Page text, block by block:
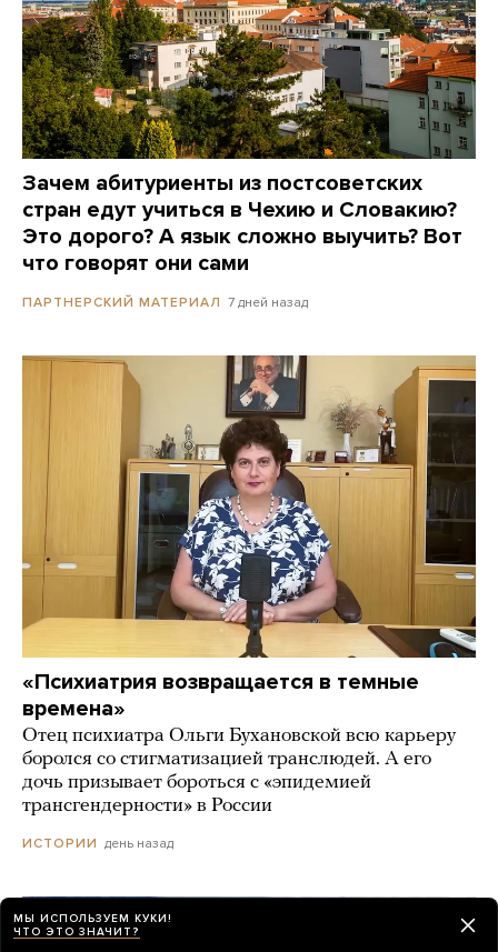
Зачем абитуриенты из постсоветских
стран едут учиться в Чехию и Словакию?
Это дорого? А язык сложно выучить? Вот
что говорят они сами
ПАРТНЕРСКИЙ МАТЕРИАЛ 7 дней назад
«Психиатрия возвращается в темные
времена»
Отец психиатра Ольги Бухановской всю карьеру
боролся со стигматизацией транслюдей. А его
дочь призывает бороться с «эпидемией
трансгендерности» в России
ИСТОРИИ день назад
МЫ ИСПОЛЬЗУЕМ КУКИ!
ЧТО ЭТО ЗНАЧИТ?